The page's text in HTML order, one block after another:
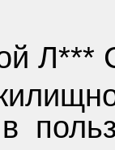
Л***